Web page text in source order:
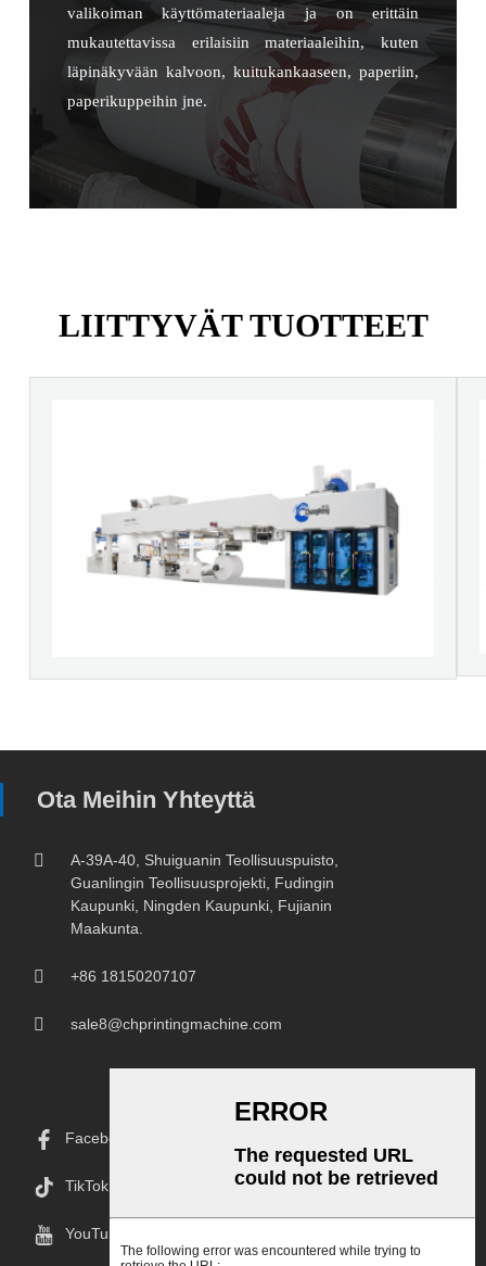
valikoiman käyttömateriaaleja ja on erittäin
mukautettavissa erilaisiin materiaaleihin, kuten
läpinäkyvään kalvoon, kuitukankaaseen, paperiin,
paperikuppeihin jne.
LIITTYVÄT TUOTTEET
Ota Meihin Yhteyttä
A-39A-40, Shuiguanin Teollisuuspuisto,
Guanlingin Teollisuusprojekti, Fudingin
Kaupunki, Ningden Kaupunki, Fujianin
Maakunta.
+86 18150207107
sale8@chprintingmachine.com
Facebook
TikTok
YouTube